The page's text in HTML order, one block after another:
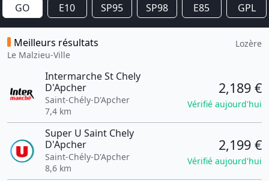
GO E10 SP95 SP98 E85 GPL
Meilleurs résultats
Le Malzieu-Ville
Lozère
Intermarche St Chely
D'Apcher
Saint-Chély-D'Apcher
7,4 km
2,189 €
Vérifié aujourd'hui
Super U Saint Chely
D'Apcher
Saint-Chély-D'Apcher
8,6 km
2,199 €
Vérifié aujourd'hui